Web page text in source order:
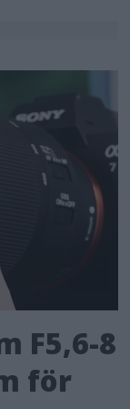
F5,6-8
för